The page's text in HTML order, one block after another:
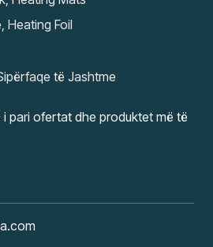
Heating Foil
të Jashtme
pari ofertat dhe produktet më të